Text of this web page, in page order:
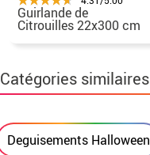
Guirlande de
Citrouilles 22x300 cm
Halloween
Catégories similaires
Deguisements Halloween